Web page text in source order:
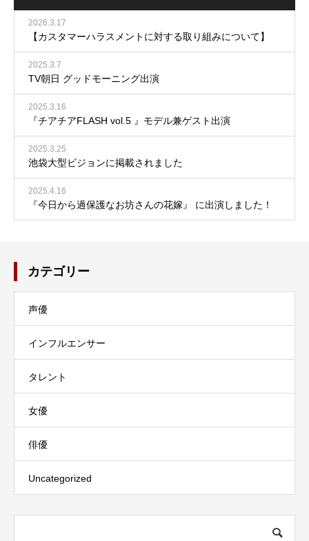
2026.3.17
【カスタマーハラスメントに対する取り組みについて】
2025.3.7
TV朝日 グッドモーニング出演
2025.3.16
『チアチアFLASH vol.5 』モデル兼ゲスト出演
2025.3.25
池袋大型ビジョンに掲載されました
2025.4.16
『今日から過保護なお坊さんの花嫁』 に出演しました！
カテゴリー
声優
インフルエンサー
タレント
女優
俳優
Uncategorized